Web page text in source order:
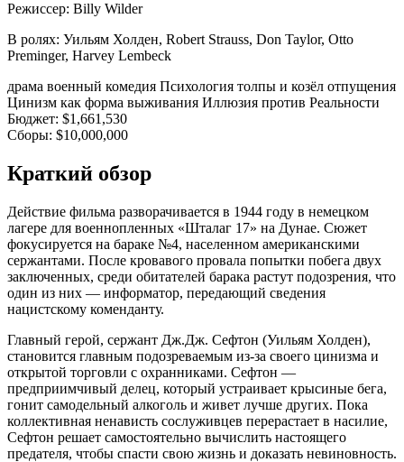
Режиссер: Billy Wilder
В ролях: Уильям Холден, Robert Strauss, Don Taylor, Otto
Preminger, Harvey Lembeck
драма военный комедия Психология толпы и козёл отпущения
Цинизм как форма выживания Иллюзия против Реальности
Бюджет: $1,661,530
Сборы: $10,000,000
Краткий обзор
Действие фильма разворачивается в 1944 году в немецком
лагере для военнопленных «Шталаг 17» на Дунае. Сюжет
фокусируется на бараке №4, населенном американскими
сержантами. После кровавого провала попытки побега двух
заключенных, среди обитателей барака растут подозрения, что
один из них — информатор, передающий сведения
нацистскому коменданту.
Главный герой, сержант Дж.Дж. Сефтон (Уильям Холден),
становится главным подозреваемым из-за своего цинизма и
открытой торговли с охранниками. Сефтон —
предприимчивый делец, который устраивает крысиные бега,
гонит самодельный алкоголь и живет лучше других. Пока
коллективная ненависть сослуживцев перерастает в насилие,
Сефтон решает самостоятельно вычислить настоящего
предателя, чтобы спасти свою жизнь и доказать невиновность.